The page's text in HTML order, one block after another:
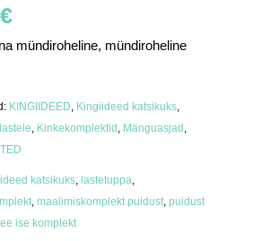
€
mündiroheline, mündiroheline
KINGIIDEED, Kingiideed katsikuks,
, Kinkekomplektid , Mänguasjad ,
katsikuks, lastetuppa,
, maalimiskomplekt puidust, puidust
ise komplekt